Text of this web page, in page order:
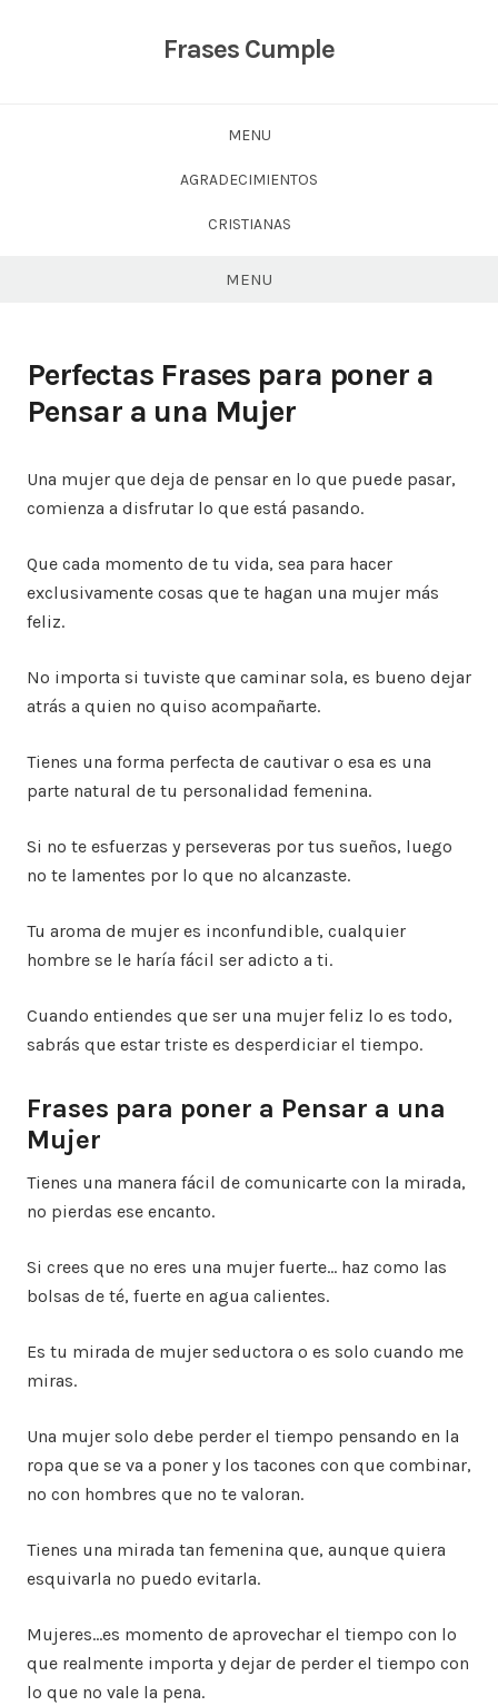
Frases Cumple
MENU
AGRADECIMIENTOS
CRISTIANAS
MENU
Perfectas Frases para poner a
Pensar a una Mujer
Una mujer que deja de pensar en lo que puede pasar,
comienza a disfrutar lo que está pasando.
Que cada momento de tu vida, sea para hacer
exclusivamente cosas que te hagan una mujer más
feliz.
No importa si tuviste que caminar sola, es bueno dejar
atrás a quien no quiso acompañarte.
Tienes una forma perfecta de cautivar o esa es una
parte natural de tu personalidad femenina.
Si no te esfuerzas y perseveras por tus sueños, luego
no te lamentes por lo que no alcanzaste.
Tu aroma de mujer es inconfundible, cualquier
hombre se le haría fácil ser adicto a ti.
Cuando entiendes que ser una mujer feliz lo es todo,
sabrás que estar triste es desperdiciar el tiempo.
Frases para poner a Pensar a una
Mujer
Tienes una manera fácil de comunicarte con la mirada,
no pierdas ese encanto.
Si crees que no eres una mujer fuerte… haz como las
bolsas de té, fuerte en agua calientes.
Es tu mirada de mujer seductora o es solo cuando me
miras.
Una mujer solo debe perder el tiempo pensando en la
ropa que se va a poner y los tacones con que combinar,
no con hombres que no te valoran.
Tienes una mirada tan femenina que, aunque quiera
esquivarla no puedo evitarla.
Mujeres…es momento de aprovechar el tiempo con lo
que realmente importa y dejar de perder el tiempo con
lo que no vale la pena.